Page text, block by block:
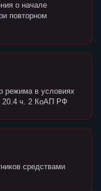
о начале
повторном
режима в условиях
20.4 ч. 2 КоАП РФ
средствами